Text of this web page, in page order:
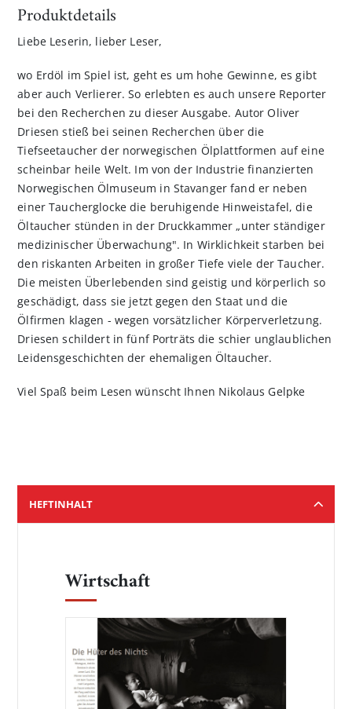
Produktdetails
Liebe Leserin, lieber Leser,
wo Erdöl im Spiel ist, geht es um hohe Gewinne, es gibt
aber auch Verlierer. So erlebten es auch unsere Reporter
bei den Recherchen zu dieser Ausgabe. Autor Oliver
Driesen stieß bei seinen Recherchen über die
Tiefseetaucher der norwegischen Ölplattformen auf eine
scheinbar heile Welt. Im von der Industrie finanzierten
Norwegischen Ölmuseum in Stavanger fand er neben
einer Taucherglocke die beruhigende Hinweistafel, die
Öltaucher stünden in der Druck­kammer „unter ständiger
medizinischer Überwachung". In Wirklichkeit starben bei
den riskanten Arbeiten in großer Tiefe viele der Taucher.
Die meisten Überlebenden sind geistig und körperlich so
geschädigt, dass sie jetzt gegen den Staat und die
Ölfirmen klagen - wegen vorsätzlicher Körperverletzung.
Driesen schildert in fünf Porträts die schier unglaublichen
Leidensgeschichten der ehe­maligen Öltaucher.
Viel Spaß beim Lesen wünscht Ihnen Nikolaus Gelpke
HEFTINHALT
Wirtschaft